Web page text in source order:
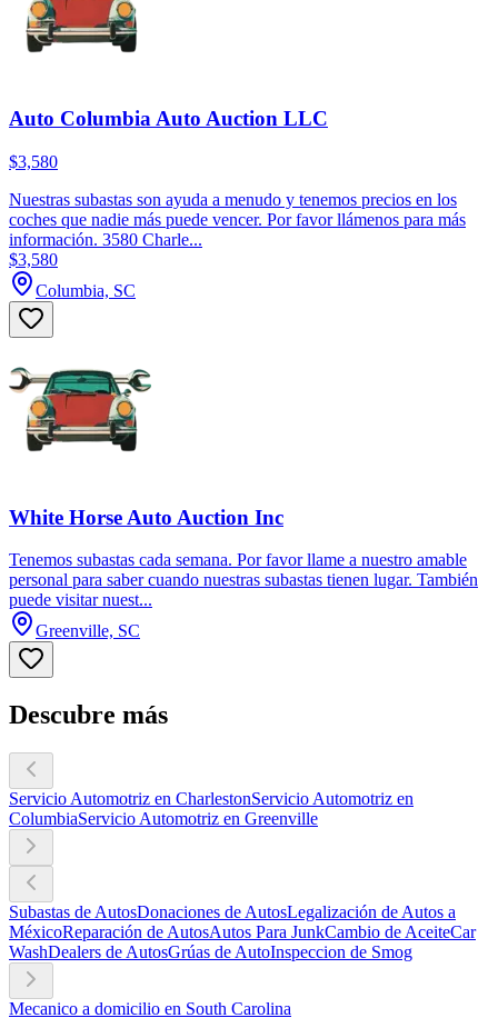
Auto Columbia Auto Auction LLC
$3,580
Nuestras subastas son ayuda a menudo y tenemos precios en los
coches que nadie más puede vencer. Por favor llámenos para más
información. 3580 Charle...
$3,580
Columbia, SC
White Horse Auto Auction Inc
Tenemos subastas cada semana. Por favor llame a nuestro amable
personal para saber cuando nuestras subastas tienen lugar. También
puede visitar nuest...
Greenville, SC
Descubre más
Servicio Automotriz en CharlestonServicio Automotriz en
ColumbiaServicio Automotriz en Greenville
Subastas de AutosDonaciones de AutosLegalización de Autos a
MéxicoReparación de AutosAutos Para JunkCambio de AceiteCar
WashDealers de AutosGrúas de AutoInspeccion de Smog
Mecanico a domicilio en South Carolina